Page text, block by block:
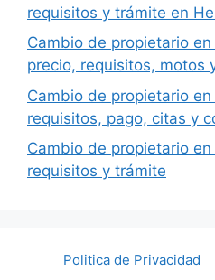
requisitos y trámite en
Cambio de propietario
precio, requisitos, motos
Cambio de propietario
requisitos, pago, citas y
Cambio de propietario
requisitos y trámite
Politica de Privacidad